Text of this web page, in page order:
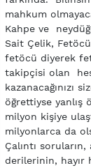
mahkum
Kahpe ve
Sait Çelik,
fetöcü diyerek
takipçisi olan
kazanacağınızı
öğrettiyse yanlış
milyon kişiye
milyonlarca da
Çalıntı
derilerinin, hayır